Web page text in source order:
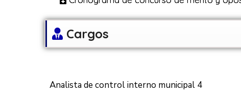
Cargos
Analista de control interno municipal 4